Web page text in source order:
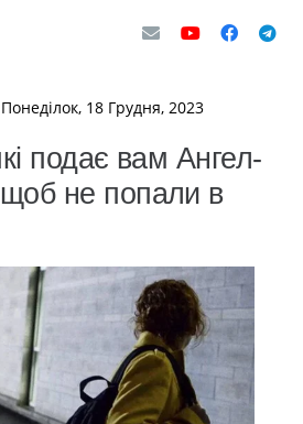
18 Грудня, 2023
подає вам Ангел-
не попали в